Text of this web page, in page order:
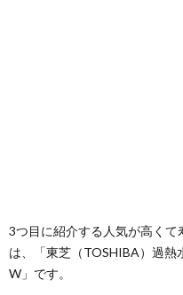
3つ目に紹介する人気が高く
は、「東芝（TOSHIBA）過熱
W」です。